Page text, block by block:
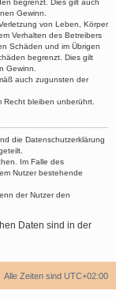
begrenzt. Dies gilt auch
Gewinn.
von Leben, Körper
Verhalten des Betreibers
Schäden und im Übrigen
begrenzt. Dies gilt
Gewinn.
auch zugunsten der
bleiben unberührt.
die Datenschutzerklärung
Im Falle des
Nutzer bestehende
der Nutzer den
Daten sind in der
Alle Zeiten sind UTC+02:00